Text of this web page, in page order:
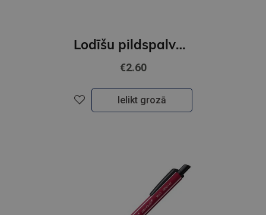
Lodīšu pildspalva STABILO Pointball NatureCOLORS Wildflower, prussian blue / zila
€2.60
Ielikt grozā